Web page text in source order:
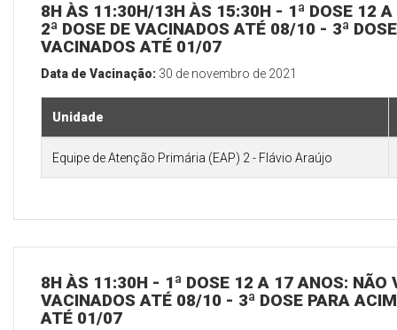
8H ÀS 11:30H/13H ÀS 15:30H - 1ª DOSE 12
2ª DOSE DE VACINADOS ATÉ 08/10 - 3ª
VACINADOS ATÉ 01/07
Data de Vacinação: 30 de novembro de 2021
Unidade
Equipe de Atenção Primária (EAP) 2 - Flávio Araújo
8H ÀS 11:30H - 1ª DOSE 12 A 17 ANOS: NÃO
VACINADOS ATÉ 08/10 - 3ª DOSE PARA
ATÉ 01/07